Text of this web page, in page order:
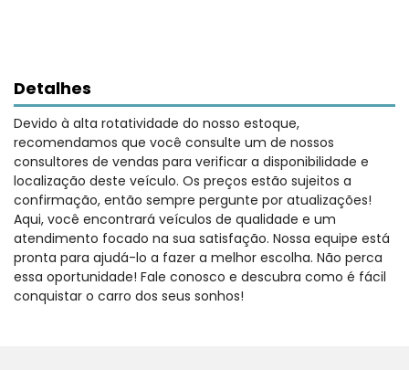
Detalhes
Devido à alta rotatividade do nosso estoque,
recomendamos que você consulte um de nossos
consultores de vendas para verificar a disponibilidade e
localização deste veículo. Os preços estão sujeitos a
confirmação, então sempre pergunte por atualizações!
Aqui, você encontrará veículos de qualidade e um
atendimento focado na sua satisfação. Nossa equipe está
pronta para ajudá-lo a fazer a melhor escolha. Não perca
essa oportunidade! Fale conosco e descubra como é fácil
conquistar o carro dos seus sonhos!